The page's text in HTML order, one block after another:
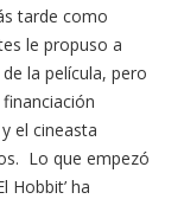
tarde como
le propuso a
la película, pero
el cineasta
Lo que empezó
Hobbit’ ha